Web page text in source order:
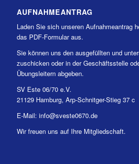
AUFNAHMEANTRAG
Laden Sie sich unseren Aufnahmeantrag
das PDF-Formular aus.
Sie können uns den ausgefüllten und
zuschicken oder in der Geschäftsstelle
Übungsleitern abgeben.
SV Este 06/70 e.V.
21129 Hamburg, Arp-Schnitger-Stieg 37 c
E-Mail: info@sveste0670.de
Wir freuen uns auf Ihre Mitgliedschaft.